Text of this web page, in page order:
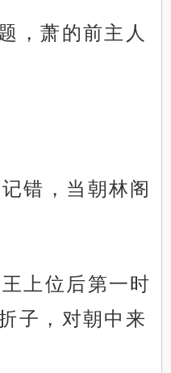
，萧的前主人
错，当朝林阁
上位后第一时
子，对朝中来